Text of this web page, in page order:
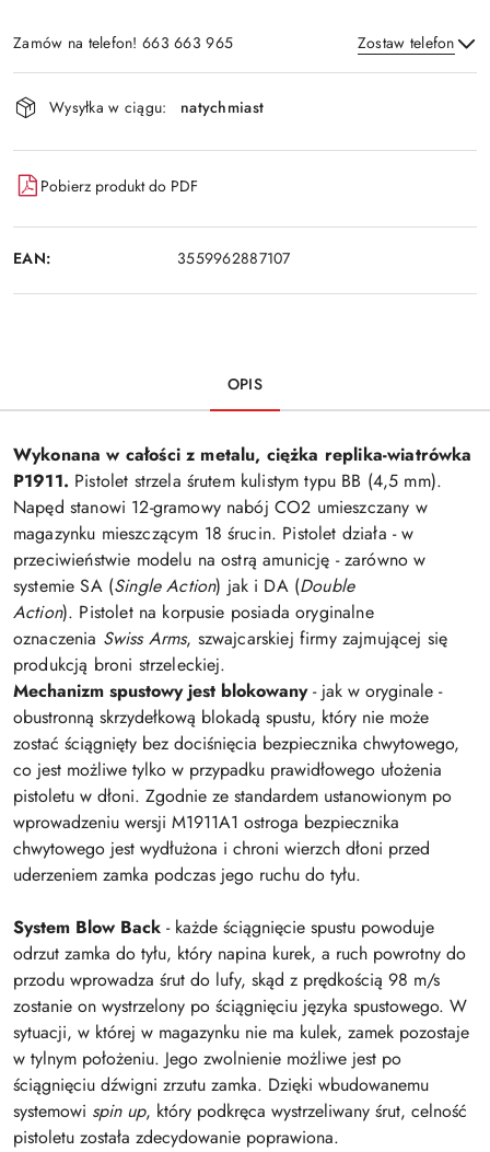
Zamów na telefon! 663 663 965 Zostaw telefon
Dostępność
i
dostawa
Wysyłka w ciągu: natychmiast
Pobierz produkt do PDF
EAN: 3559962887107
OPIS
Wykonana w całości z metalu, ciężka replika-wiatrówka
P1911. Pistolet strzela śrutem kulistym typu BB (4,5 mm).
Napęd stanowi 12-gramowy nabój CO2 umieszczany w
magazynku mieszczącym 18 śrucin. Pistolet działa - w
przeciwieństwie modelu na ostrą amunicję - zarówno w
systemie SA (Single Action) jak i DA (Double
Action). Pistolet na korpusie posiada oryginalne
oznaczenia Swiss Arms, szwajcarskiej firmy zajmującej się
produkcją broni strzeleckiej.
Mechanizm spustowy jest blokowany- jak w oryginale -
obustronną skrzydełkową blokadą spustu, który nie może
zostać ściągnięty bez dociśnięcia bezpiecznika chwytowego,
co jest możliwe tylko w przypadku prawidłowego ułożenia
pistoletu w dłoni. Zgodnie ze standardem ustanowionym po
wprowadzeniu wersji M1911A1 ostroga bezpiecznika
chwytowego jest wydłużona i chroni wierzch dłoni przed
uderzeniem zamka podczas jego ruchu do tyłu.
System Blow Back - każde ściągnięcie spustu powoduje
odrzut zamka do tyłu, który napina kurek, a ruch powrotny do
przodu wprowadza śrut do lufy, skąd z prędkością 98 m/s
zostanie on wystrzelony po ściągnięciu języka spustowego. W
sytuacji, w której w magazynku nie ma kulek, zamek pozostaje
w tylnym położeniu. Jego zwolnienie możliwe jest po
ściągnięciu dźwigni zrzutu zamka. Dzięki wbudowanemu
systemowi spin up, który podkręca wystrzeliwany śrut, celność
pistoletu została zdecydowanie poprawiona.